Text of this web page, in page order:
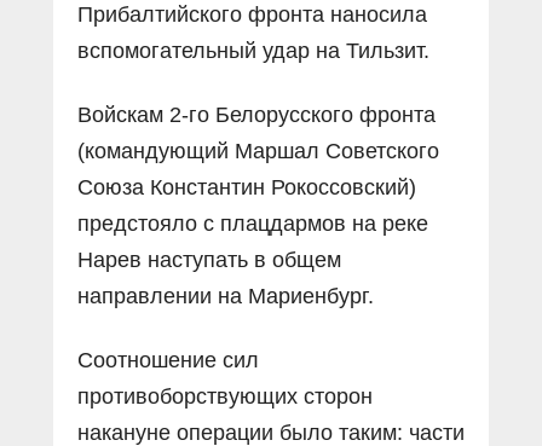
Прибалтийского фронта наносила
вспомогательный удар на Тильзит.
Войскам 2-го Белорусского фронта
(командующий Маршал Советского
Союза Константин Рокоссовский)
предстояло с плацдармов на реке
Нарев наступать в общем
направлении на Мариенбург.
Соотношение сил
противоборствующих сторон
накануне операции было таким: части